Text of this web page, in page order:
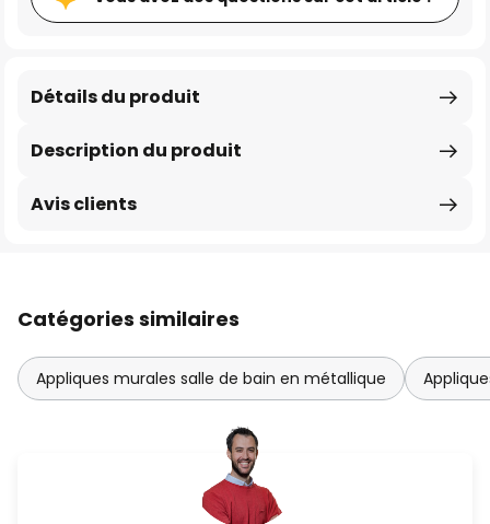
Description du produit
Détails du produit
Avis clients
Catégories similaires
Appliques murales salle de bain en métallique